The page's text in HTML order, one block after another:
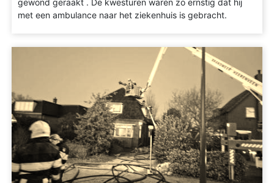
met een ambulance naar het ziekenhuis is gebracht.